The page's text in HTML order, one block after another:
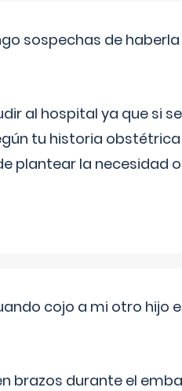
sospechas de
al hospital ya que si
tu historia
plantear la necesidad
cojo a mi otro hijo
brazos durante el